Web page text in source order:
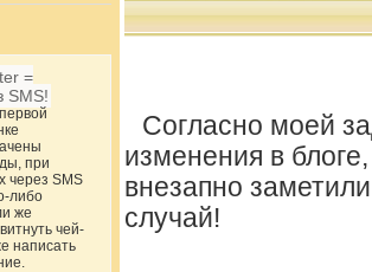
=
SMS!
при
через SMS
либо
же
чей-
написать
Согласно моей
изменения в
внезапно
случай!